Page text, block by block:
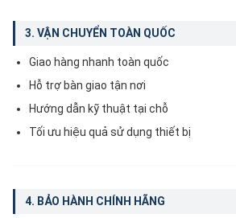
3. VẬN CHUYỂN TOÀN QUỐC
Giao hàng nhanh toàn quốc
Hỗ trợ bàn giao tận nơi
Hướng dẫn kỹ thuật tại chỗ
Tối ưu hiệu quả sử dụng thiết bị
4. BẢO HÀNH CHÍNH HÃNG